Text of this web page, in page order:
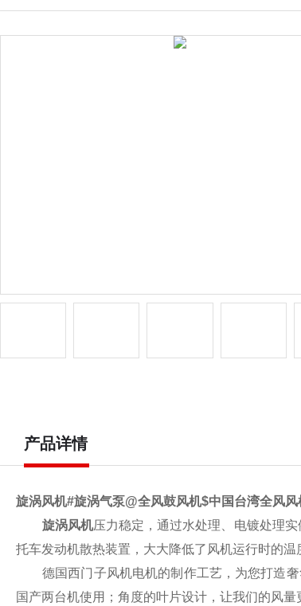
产品详情
旋涡风机#旋涡气泵@全风鼓风机$中国台湾全风风
旋涡风机压力稳定，通过水处理、电镀处理
托车发动机散热装置，大大降低了风机运行时的温
德国西门子风机电机的制作工艺，为您打造
国产两台机使用；角度的叶片设计，让我们的风量